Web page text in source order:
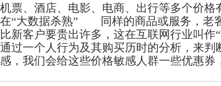
机票、酒店、电影、电商、出行等多个价格
在“大数据杀熟” 同样的商品或服务，老
比新客户要贵出许多，这在互联网行业叫作
通过一个人行为及其购买历时的分析，来判
感，我们会给这些价格敏感人群一些优惠券